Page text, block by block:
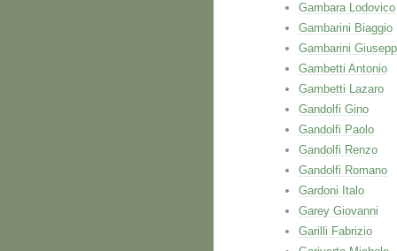
Gambara Lodovico
Gambarini Biaggio
Gambarini
Gambetti Antonio
Gambetti Lazaro
Gandolfi Gino
Gandolfi Paolo
Gandolfi Renzo
Gandolfi Romano
Gardoni Italo
Garey Giovanni
Garilli Fabrizio